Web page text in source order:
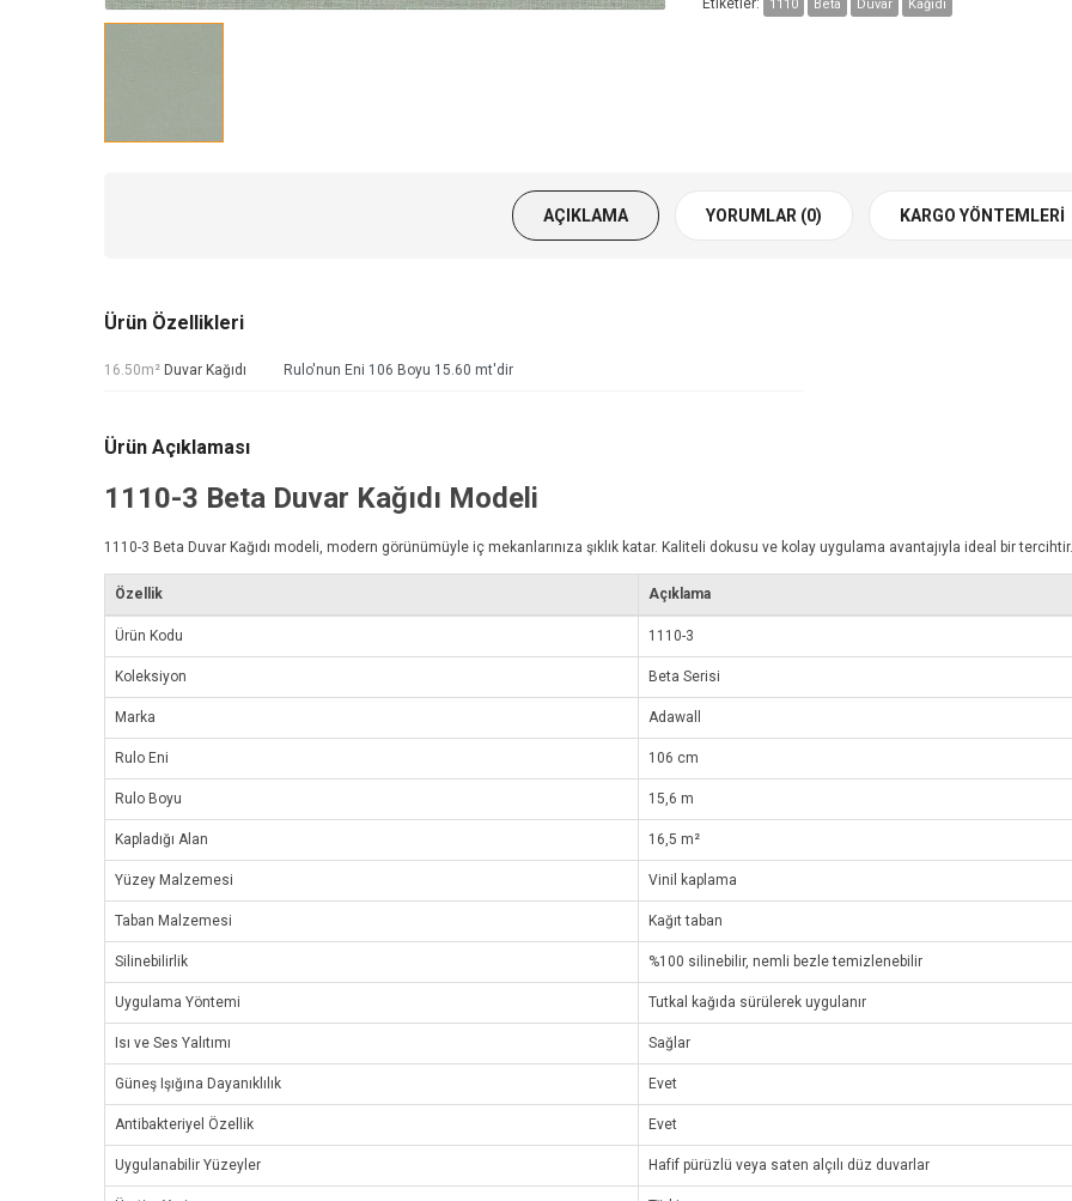
Etiketler: 1110 Beta Duvar Kağıdı
AÇIKLAMA YORUMLAR (0) KARGO YÖNTEMLERI
Ürün Özellikleri
16.50m² Duvar Kağıdı Rulo'nun Eni 106 Boyu 15.60 mt'dir
Ürün Açıklaması
1110-3 Beta Duvar Kağıdı Modeli
1110-3 Beta Duvar Kağıdı modeli, modern görünümüyle iç mekanlarınıza şıklık katar. Kaliteli dokusu ve kolay uygulama avantajıyla ideal bir tercihtir.
Özellik Açıklama
Ürün Kodu 1110-3
Koleksiyon Beta Serisi
Marka Adawall
Rulo Eni 106 cm
Rulo Boyu 15,6 m
Kapladığı Alan 16,5 m²
Yüzey Malzemesi Vinil kaplama
Taban Malzemesi Kağıt taban
Silinebilirlik %100 silinebilir, nemli bezle temizlenebilir
Uygulama Yöntemi Tutkal kağıda sürülerek uygulanır
Isı ve Ses Yalıtımı Sağlar
Güneş Işığına Dayanıklılık Evet
Antibakteriyel Özellik Evet
Uygulanabilir Yüzeyler Hafif pürüzlü veya saten alçılı düz duvarlar